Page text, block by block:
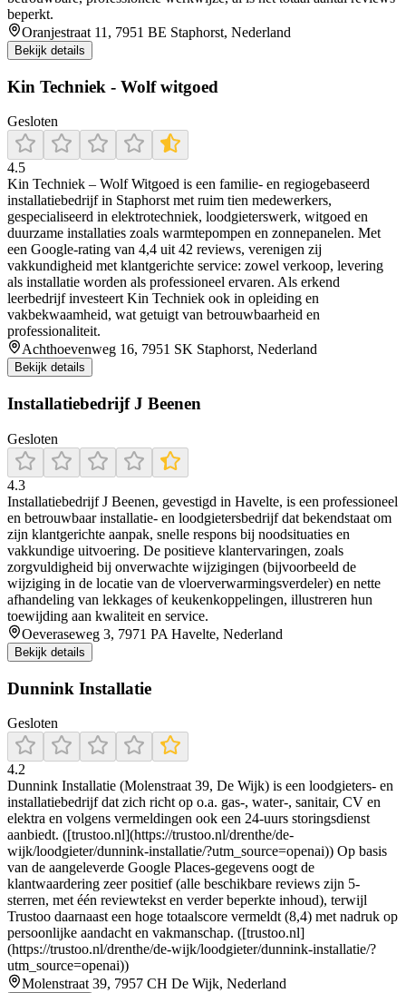
beperkt.
Oranjestraat 11, 7951 BE Staphorst, Nederland
Bekijk details
Kin Techniek - Wolf witgoed
Gesloten
4.5
Kin Techniek – Wolf Witgoed is een familie- en regiogebaseerd
installatiebedrijf in Staphorst met ruim tien medewerkers,
gespecialiseerd in elektrotechniek, loodgieterswerk, witgoed en
duurzame installaties zoals warmtepompen en zonnepanelen. Met
een Google-rating van 4,4 uit 42 reviews, verenigen zij
vakkundigheid met klantgerichte service: zowel verkoop, levering
als installatie worden als professioneel ervaren. Als erkend
leerbedrijf investeert Kin Techniek ook in opleiding en
vakbekwaamheid, wat getuigt van betrouwbaarheid en
professionaliteit.
Achthoevenweg 16, 7951 SK Staphorst, Nederland
Bekijk details
Installatiebedrijf J Beenen
Gesloten
4.3
Installatiebedrijf J Beenen, gevestigd in Havelte, is een professioneel
en betrouwbaar installatie- en loodgietersbedrijf dat bekendstaat om
zijn klantgerichte aanpak, snelle respons bij noodsituaties en
vakkundige uitvoering. De positieve klantervaringen, zoals
zorgvuldigheid bij onverwachte wijzigingen (bijvoorbeeld de
wijziging in de locatie van de vloerverwarmingsverdeler) en nette
afhandeling van lekkages of keukenkoppelingen, illustreren hun
toewijding aan kwaliteit en service.
Oeveraseweg 3, 7971 PA Havelte, Nederland
Bekijk details
Dunnink Installatie
Gesloten
4.2
Dunnink Installatie (Molenstraat 39, De Wijk) is een loodgieters- en
installatiebedrijf dat zich richt op o.a. gas-, water-, sanitair, CV en
elektra en volgens vermeldingen ook een 24-uurs storingsdienst
aanbiedt. ([trustoo.nl](https://trustoo.nl/drenthe/de-
wijk/loodgieter/dunnink-installatie/?utm_source=openai)) Op basis
van de aangeleverde Google Places-gegevens oogt de
klantwaardering zeer positief (alle beschikbare reviews zijn 5-
sterren, met één reviewtekst en verder beperkte inhoud), terwijl
Trustoo daarnaast een hoge totaalscore vermeldt (8,4) met nadruk op
persoonlijke aandacht en vakmanschap. ([trustoo.nl]
(https://trustoo.nl/drenthe/de-wijk/loodgieter/dunnink-installatie/?
utm_source=openai))
Molenstraat 39, 7957 CH De Wijk, Nederland